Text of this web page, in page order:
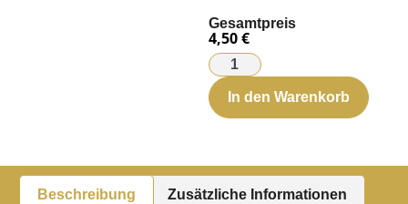
Gesamtpreis
4,50 €
In den Warenkorb
Beschreibung Zusätzliche Informationen